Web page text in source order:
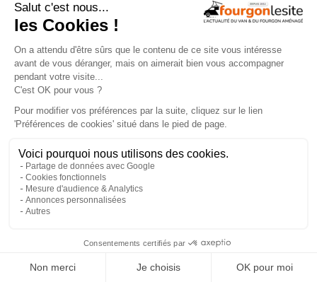
Routeur 5G, autonomie renforcée :
Xperience
29/07/2026